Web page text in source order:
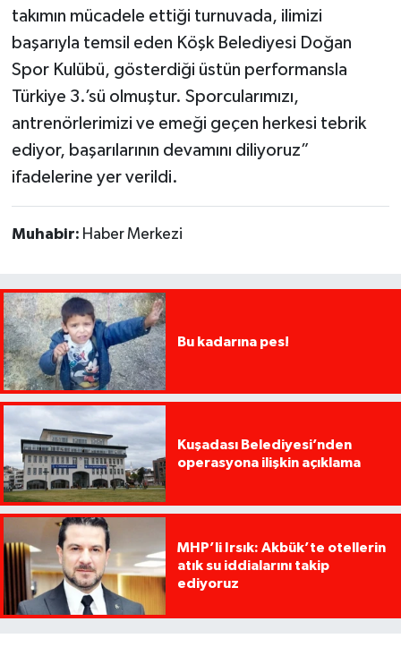
takımın mücadele ettiği turnuvada, ilimizi
başarıyla temsil eden Köşk Belediyesi Doğan
Spor Kulübü, gösterdiği üstün performansla
Türkiye 3.’sü olmuştur. Sporcularımızı,
antrenörlerimizi ve emeği geçen herkesi tebrik
ediyor, başarılarının devamını diliyoruz”
ifadelerine yer verildi.
Muhabir: Haber Merkezi
Bu kadarına pes!
Kuşadası Belediyesi’nden
operasyona ilişkin açıklama
MHP’li Irsık: Akbük’te otellerin
atık su iddialarını takip
ediyoruz